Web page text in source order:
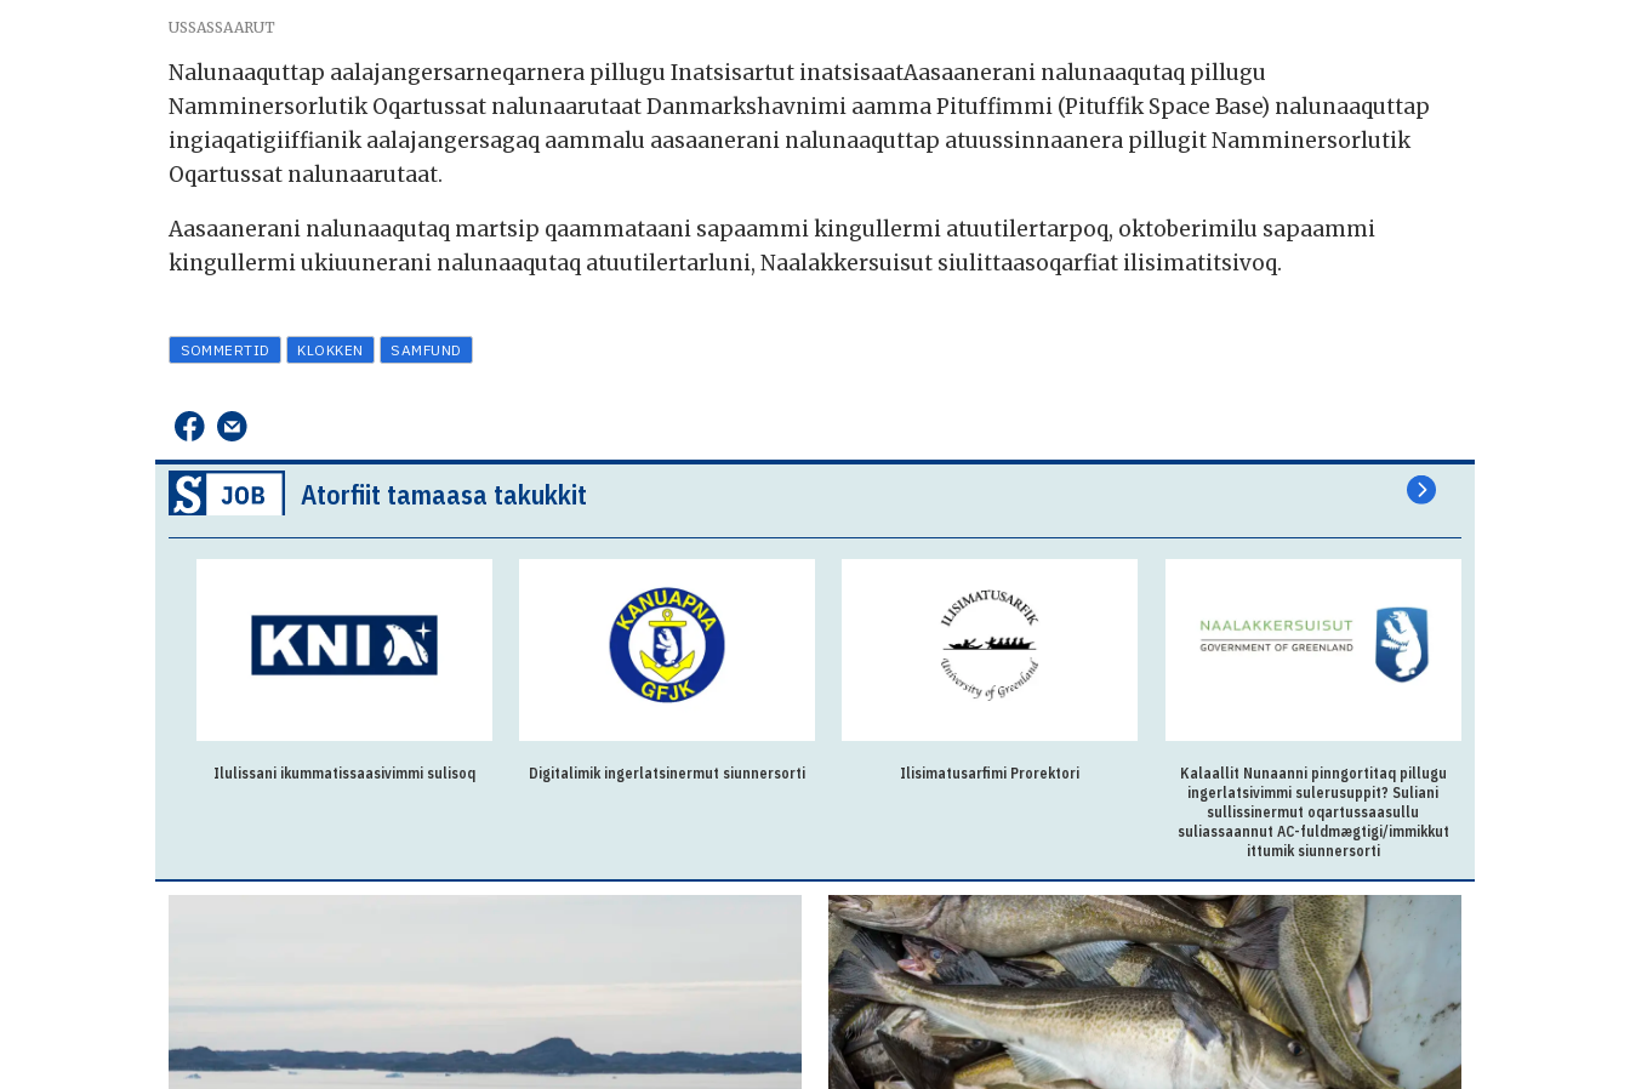
USSASSAARUT
Nalunaaquttap aalajangersarneqarnera pillugu Inatsisartut inatsisaatAasaanerani nalunaaqutaq pillugu
Namminersorlutik Oqartussat nalunaarutaat Danmarkshavnimi aamma Pituffimmi (Pituffik Space Base) nalunaaquttap
ingiaqatigiiffianik aalajangersagaq aammalu aasaanerani nalunaaquttap atuussinnaanera pillugit Namminersorlutik
Oqartussat nalunaarutaat.
Aasaanerani nalunaaqutaq martsip qaammataani sapaammi kingullermi atuutilertarpoq, oktoberimilu sapaammi
kingullermi ukiuunerani nalunaaqutaq atuutilertarluni, Naalakkersuisut siulittaasoqarfiat ilisimatitsivoq.
SOMMERTID KLOKKEN SAMFUND
Atorfiit tamaasa takukkit
Ilulissani ikummatissaasivimmi sulisoq Digitalimik ingerlatsinermut siunnersorti Ilisimatusarfimi Prorektori
Kalaallit Nunaanni pinngortitaq pillugu
ingerlatsivimmi sulerusuppit? Suliani
sullissinermut oqartussaasullu
suliassaannut AC-fuldmægtigi/immikkut
ittumik siunnersorti